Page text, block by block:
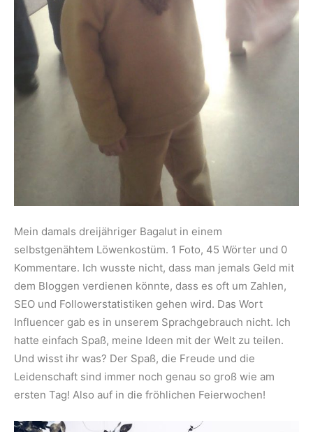
Mein damals dreijähriger Bagalut in einem
selbstgenähtem Löwenkostüm. 1 Foto, 45 Wörter und 0
Kommentare. Ich wusste nicht, dass man jemals Geld mit
dem Bloggen verdienen könnte, dass es oft um Zahlen,
SEO und Followerstatistiken gehen wird. Das Wort
Influencer gab es in unserem Sprachgebrauch nicht. Ich
hatte einfach Spaß, meine Ideen mit der Welt zu teilen.
Und wisst ihr was? Der Spaß, die Freude und die
Leidenschaft sind immer noch genau so groß wie am
ersten Tag! Also auf in die fröhlichen Feierwochen!